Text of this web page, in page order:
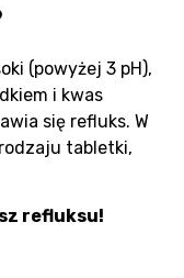
(powyżej 3 pH),
i kwas
się refluks. W
tabletki,
refluksu!